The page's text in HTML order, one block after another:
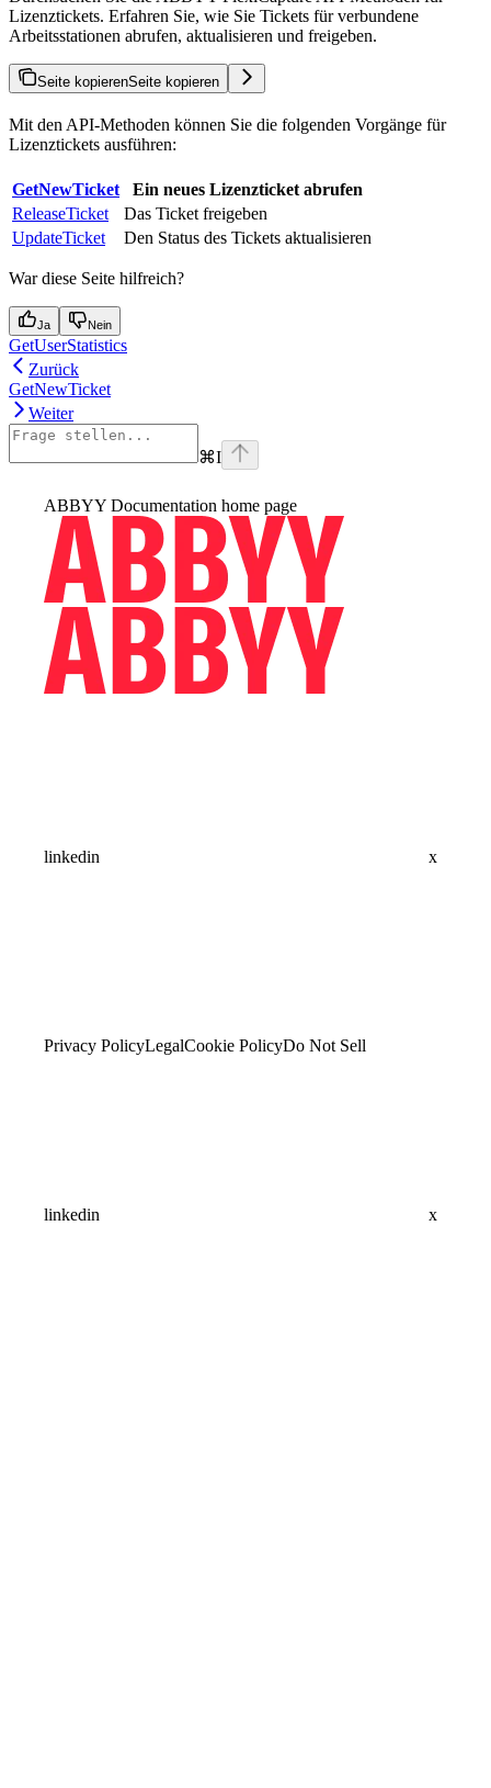
Lizenztickets. Erfahren Sie, wie Sie Tickets für verbundene
Arbeitsstationen abrufen, aktualisieren und freigeben.
Seite kopierenSeite kopieren
Mit den API-Methoden können Sie die folgenden Vorgänge für
Lizenztickets ausführen:
GetNewTicket
Ein neues Lizenzticket abrufen
ReleaseTicket
Das Ticket freigeben
UpdateTicket
Den Status des Tickets aktualisieren
War diese Seite hilfreich?
Ja Nein
GetUserStatistics
Zurück
GetNewTicket
Weiter
⌘I
ABBYY Documentation home page
linkedin x
Privacy PolicyLegalCookie PolicyDo Not Sell
linkedin x